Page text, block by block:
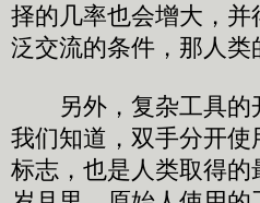
择的几率也会增大，
泛交流的条件，那人类
另外，复杂工具的
我们知道，双手分开
标志，也是人类取得